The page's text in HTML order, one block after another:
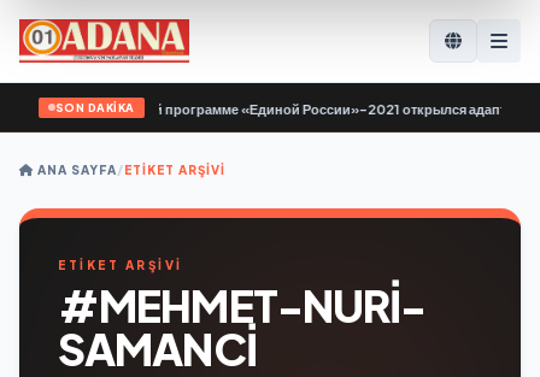
SON DAKİKA
по Народной программе «Единой России»-2021 открылся
ANA SAYFA/ETIKET ARŞIVI
ETİKET ARŞİVİ
#MEHMET-NURI-
SAMANCI